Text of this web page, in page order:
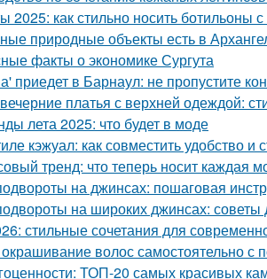
2025: как стильно носить ботильоны с
природные объекты есть в
факты о экономике Сургута
приедет в Барнаул: не пропустите
вечерние платья с верхней одеждой:
лета 2025: что будет в моде
кэжуал: как совместить удобство и
тренд: что теперь носит каждая
на джинсах: пошаговая
на широких джинсах:
стильные сочетания для
волос самостоятельно с
ТОП-20 самых красивых